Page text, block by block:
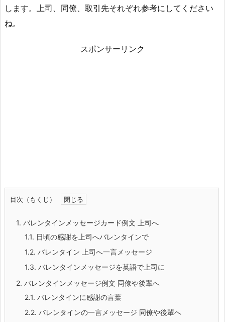
します。上司、同僚、取引先それぞれ参考にしてください
ね。
スポンサーリンク
目次（もくじ）
1. バレンタインメッセージカード例文 上司へ
1.1. 日頃の感謝を上司へバレンタインで
1.2. バレンタイン 上司へ一言メッセージ
1.3. バレンタインメッセージを英語で上司に
2. バレンタインメッセージ例文 同僚や後輩へ
2.1. バレンタインに感謝の言葉
2.2. バレンタインの一言メッセージ 同僚や後輩へ